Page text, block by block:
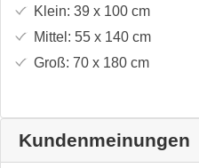
Klein: 39 x 100cm
Mittel: 55 x 140cm
Groß: 70 x 180cm
Kundenmeinungen